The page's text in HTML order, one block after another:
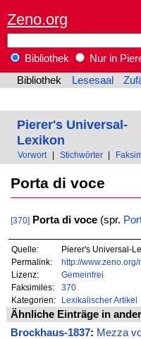
Zeno.org
Bibliothek
Nur in
Bibliothek
Lesesaal
Pierer's Universal-
Lexikon
Vorwort Stichwörter
Porta di voce
[370] Porta di voce(spr.
Quelle:
Pierer's Universal-
Permalink:
http://
Lizenz:
Gemeinfrei
Faksimiles:
370
Kategorien:
Lexikalischer Artikel
Ähnliche Einträge in
Brockhaus-1837: Mezza